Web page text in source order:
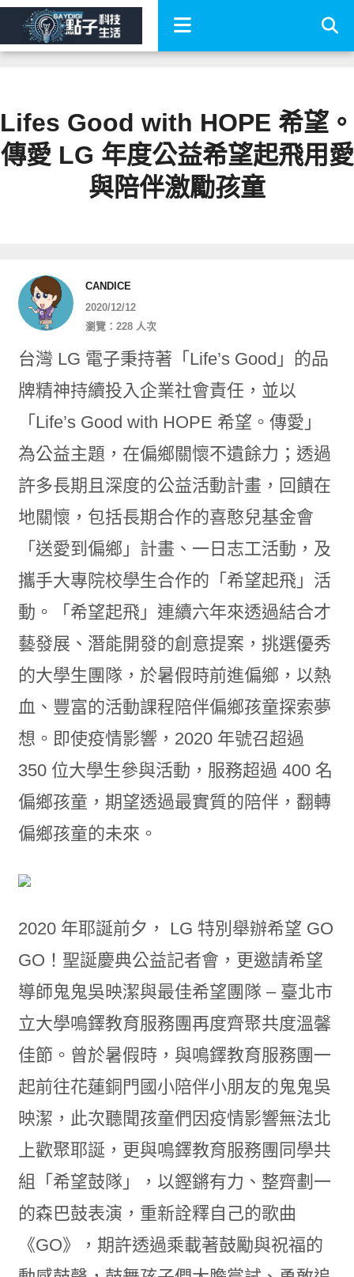
Lifes Good with HOPE 希望。
傳愛 LG 年度公益希望起飛用愛
與陪伴激勵孩童
CANDICE
2020/12/12
瀏覽：228 人次
台灣 LG 電子秉持著「Life’s Good」的品
牌精神持續投入企業社會責任，並以
「Life’s Good with HOPE 希望。傳愛」
為公益主題，在偏鄉關懷不遺餘力；透過
許多長期且深度的公益活動計畫，回饋在
地關懷，包括長期合作的喜憨兒基金會
「送愛到偏鄉」計畫、一日志工活動，及
攜手大專院校學生合作的「希望起飛」活
動。「希望起飛」連續六年來透過結合才
藝發展、潛能開發的創意提案，挑選優秀
的大學生團隊，於暑假時前進偏鄉，以熱
血、豐富的活動課程陪伴偏鄉孩童探索夢
想。即使疫情影響，2020 年號召超過
350 位大學生參與活動，服務超過 400 名
偏鄉孩童，期望透過最實質的陪伴，翻轉
偏鄉孩童的未來。
2020 年耶誕前夕， LG 特別舉辦希望 GO
GO！聖誕慶典公益記者會，更邀請希望
導師鬼鬼吳映潔與最佳希望團隊 – 臺北市
立大學鳴鐸教育服務團再度齊聚共度溫馨
佳節。曾於暑假時，與鳴鐸教育服務團一
起前往花蓮銅門國小陪伴小朋友的鬼鬼吳
映潔，此次聽聞孩童們因疫情影響無法北
上歡聚耶誕，更與鳴鐸教育服務團同學共
組「希望鼓隊」，以鏗鏘有力、整齊劃一
的森巴鼓表演，重新詮釋自己的歌曲
《GO》，期許透過乘載著鼓勵與祝福的